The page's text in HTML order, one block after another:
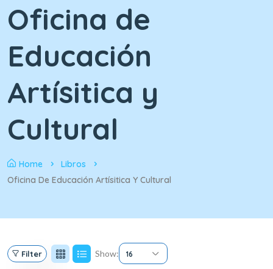
Oficina de
Educación
Artísitica y
Cultural
Home
Libros
Oficina De Educación Artísitica Y Cultural
Filter Show: 16